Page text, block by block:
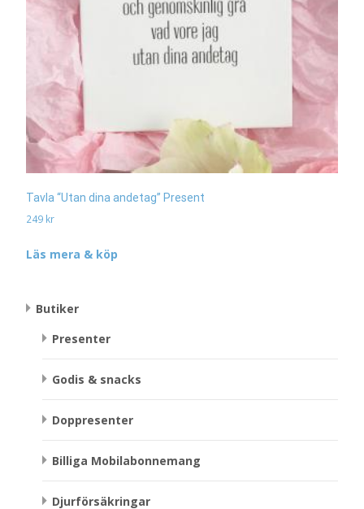
Tavla “Utan dina andetag” Present
249 kr
Läs mera & köp
Butiker
Presenter
Godis & snacks
Doppresenter
Billiga Mobilabonnemang
Djurförsäkringar